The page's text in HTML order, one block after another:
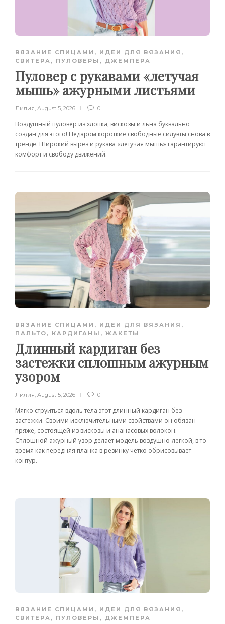
ВЯЗАНИЕ СПИЦАМИ , ИДЕИ ДЛЯ ВЯЗАНИЯ ,
СВИТЕРА, ПУЛОВЕРЫ, ДЖЕМПЕРА
Пуловер с рукавами «летучая
мышь» ажурными листьями
Лилия, August 5, 2026 0
Воздушный пуловер из хлопка, вискозы и льна буквально
создан для этого! Недаром короткие свободные силуэты снова в
тренде. Широкий вырез и рукава «летучая мышь» гарантируют
комфорт и свободу движений.
ВЯЗАНИЕ СПИЦАМИ , ИДЕИ ДЛЯ ВЯЗАНИЯ ,
ПАЛЬТО, КАРДИГАНЫ, ЖАКЕТЫ
Длинный кардиган без
застежки сплошным ажурным
узором
Лилия, August 5, 2026 0
Мягко струиться вдоль тела этот длинный кардиган без
застежки. Своими исключительными свойствами он обязан
пряже, состоящей из вискозы и ананасовых волокон.
Сплошной ажурный узор делает модель воздушно-легкой, в то
время как передняя планка в резинку четко обрисовывает
контур.
ВЯЗАНИЕ СПИЦАМИ , ИДЕИ ДЛЯ ВЯЗАНИЯ ,
СВИТЕРА, ПУЛОВЕРЫ, ДЖЕМПЕРА